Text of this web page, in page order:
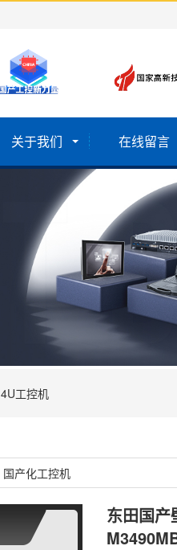
关于我们 在线留言
4U工控机
国产化工控机
东田国产